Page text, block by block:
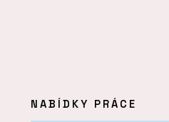
NABÍDKY PRÁCE